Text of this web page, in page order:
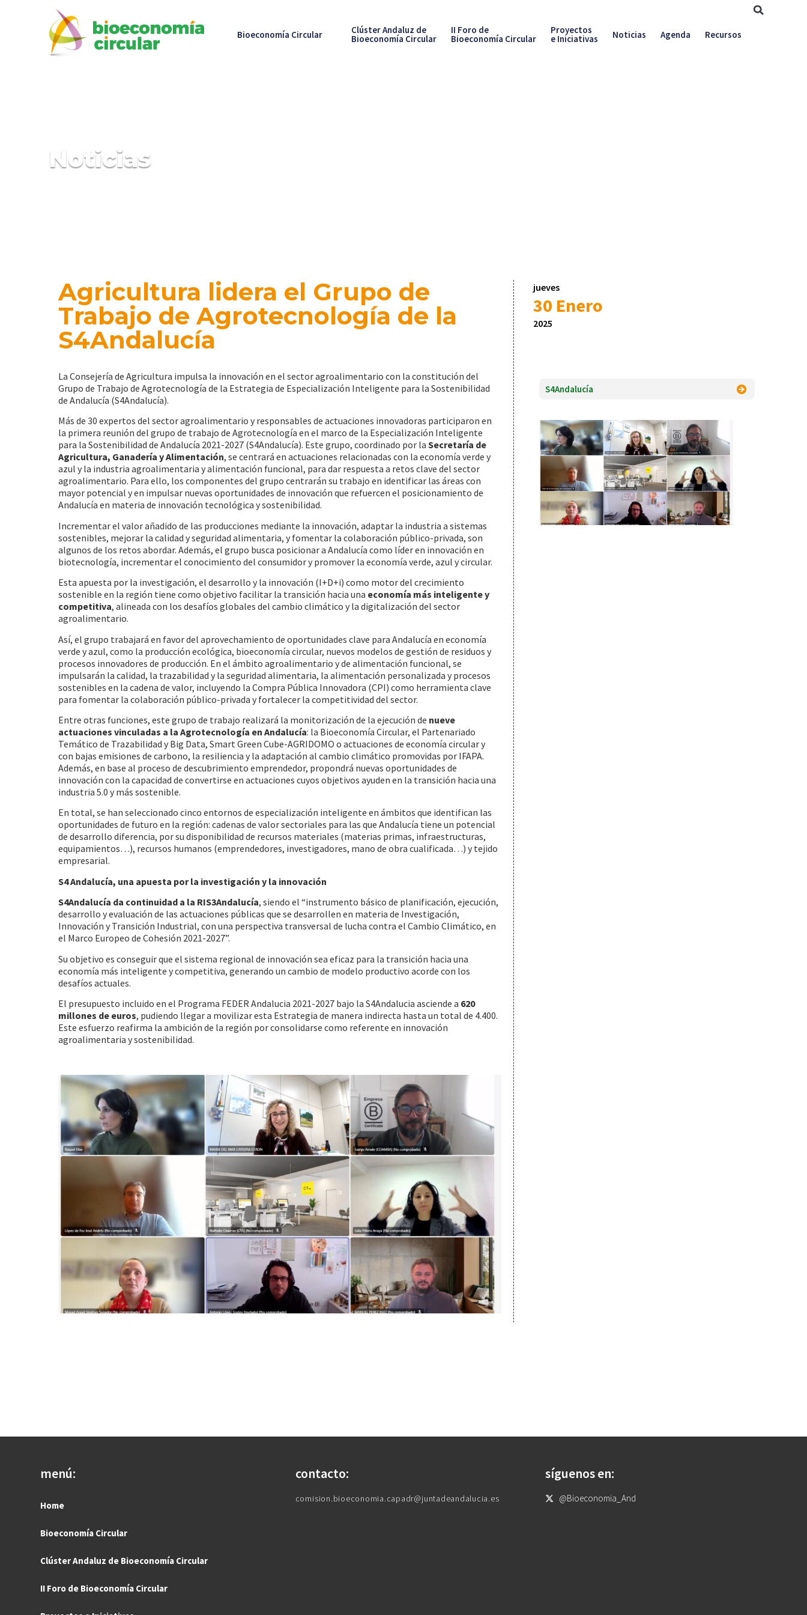
Bioeconomía Circular Clúster Andaluz de
Bioeconomía Circular
II Foro de
Bioeconomía Circular
Proyectos
e Iniciativas Noticias Agenda Recursos
Noticias
Agricultura lidera el Grupo de
Trabajo de Agrotecnología de la
S4Andalucía
La Consejería de Agricultura impulsa la innovación en el sector agroalimentario con la constitución del
Grupo de Trabajo de Agrotecnología de la Estrategia de Especialización Inteligente para la Sostenibilidad
de Andalucía (S4Andalucía).
Más de 30 expertos del sector agroalimentario y responsables de actuaciones innovadoras participaron en
la primera reunión del grupo de trabajo de Agrotecnología en el marco de la Especialización Inteligente
para la Sostenibilidad de Andalucía 2021-2027 (S4Andalucía). Este grupo, coordinado por la Secretaría de
Agricultura, Ganadería y Alimentación, se centrará en actuaciones relacionadas con la economía verde y
azul y la industria agroalimentaria y alimentación funcional, para dar respuesta a retos clave del sector
agroalimentario. Para ello, los componentes del grupo centrarán su trabajo en identificar las áreas con
mayor potencial y en impulsar nuevas oportunidades de innovación que refuercen el posicionamiento de
Andalucía en materia de innovación tecnológica y sostenibilidad.
Incrementar el valor añadido de las producciones mediante la innovación, adaptar la industria a sistemas
sostenibles, mejorar la calidad y seguridad alimentaria, y fomentar la colaboración público-privada, son
algunos de los retos abordar. Además, el grupo busca posicionar a Andalucía como líder en innovación en
biotecnología, incrementar el conocimiento del consumidor y promover la economía verde, azul y circular.
Esta apuesta por la investigación, el desarrollo y la innovación (I+D+i) como motor del crecimiento
sostenible en la región tiene como objetivo facilitar la transición hacia una economía más inteligente y
competitiva, alineada con los desafíos globales del cambio climático y la digitalización del sector
agroalimentario.
Así, el grupo trabajará en favor del aprovechamiento de oportunidades clave para Andalucía en economía
verde y azul, como la producción ecológica, bioeconomía circular, nuevos modelos de gestión de residuos y
procesos innovadores de producción. En el ámbito agroalimentario y de alimentación funcional, se
impulsarán la calidad, la trazabilidad y la seguridad alimentaria, la alimentación personalizada y procesos
sostenibles en la cadena de valor, incluyendo la Compra Pública Innovadora (CPI) como herramienta clave
para fomentar la colaboración público-privada y fortalecer la competitividad del sector.
Entre otras funciones, este grupo de trabajo realizará la monitorización de la ejecución de nueve
actuaciones vinculadas a la Agrotecnología en Andalucía: la Bioeconomía Circular, el Partenariado
Temático de Trazabilidad y Big Data, Smart Green Cube-AGRIDOMO o actuaciones de economía circular y
con bajas emisiones de carbono, la resiliencia y la adaptación al cambio climático promovidas por IFAPA.
Además, en base al proceso de descubrimiento emprendedor, propondrá nuevas oportunidades de
innovación con la capacidad de convertirse en actuaciones cuyos objetivos ayuden en la transición hacia una
industria 5.0 y más sostenible.
En total, se han seleccionado cinco entornos de especialización inteligente en ámbitos que identifican las
oportunidades de futuro en la región: cadenas de valor sectoriales para las que Andalucía tiene un potencial
de desarrollo diferencia, por su disponibilidad de recursos materiales (materias primas, infraestructuras,
equipamientos…), recursos humanos (emprendedores, investigadores, mano de obra cualificada…) y tejido
empresarial.
S4 Andalucía, una apuesta por la investigación y la innovación
S4Andalucía da continuidad a la RIS3Andalucía, siendo el “instrumento básico de planificación, ejecución,
desarrollo y evaluación de las actuaciones públicas que se desarrollen en materia de Investigación,
Innovación y Transición Industrial, con una perspectiva transversal de lucha contra el Cambio Climático, en
el Marco Europeo de Cohesión 2021-2027”.
Su objetivo es conseguir que el sistema regional de innovación sea eficaz para la transición hacia una
economía más inteligente y competitiva, generando un cambio de modelo productivo acorde con los
desafíos actuales.
El presupuesto incluido en el Programa FEDER Andalucia 2021-2027 bajo la S4Andalucia asciende a 620
millones de euros, pudiendo llegar a movilizar esta Estrategia de manera indirecta hasta un total de 4.400.
Este esfuerzo reafirma la ambición de la región por consolidarse como referente en innovación
agroalimentaria y sostenibilidad.
jueves
30 Enero
2025
S4Andalucía
menú:
Home
Bioeconomía Circular
Clúster Andaluz de Bioeconomía Circular
II Foro de Bioeconomía Circular
contacto:
comision.bioeconomia.capadr@juntadeandalucia.es
síguenos en:
@Bioeconomia_And